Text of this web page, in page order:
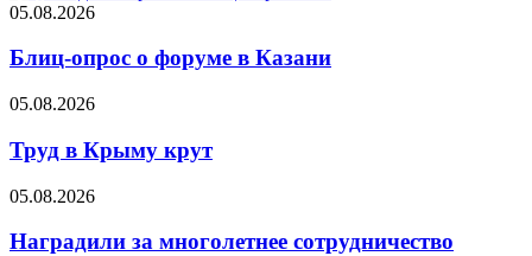
05.08.2026
Блиц-опрос о форуме в Казани
05.08.2026
Труд в Крыму крут
05.08.2026
Наградили за многолетнее сотрудничество